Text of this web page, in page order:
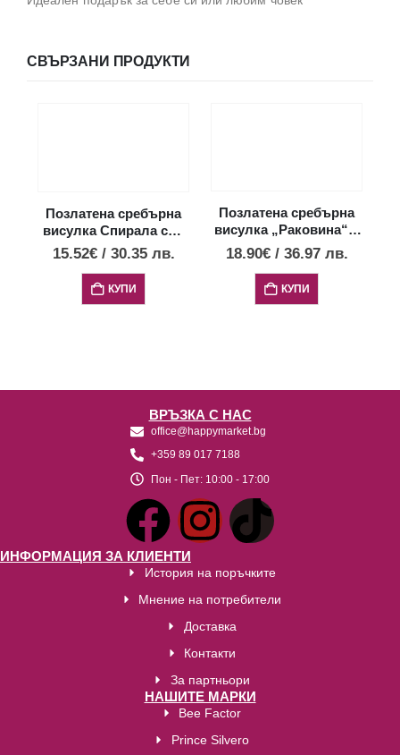
СВЪРЗАНИ ПРОДУКТИ
Позлатена сребърна
висулка Спирала със
7 сини опала, малък
15.52€ / 30.35 лв.
КУПИ
Позлатена сребърна
висулка „Раковина“ с
опал, мини размер
18.90€ / 36.97 лв.
КУПИ
ВРЪЗКА С НАС
office@happymarket.bg
+359 89 017 7188
Пон - Пет: 10:00 - 17:00
ИНФОРМАЦИЯ ЗА КЛИЕНТИ
История на поръчките
Мнение на потребители
Доставка
Контакти
За партньори
НАШИТЕ МАРКИ
Bee Factor
Prince Silvero